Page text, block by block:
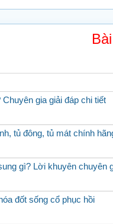
gia giải đáp chi tiết
tủ đông, tủ mát chính
gì? Lời khuyên chuyên
đốt sống cổ phục hồi